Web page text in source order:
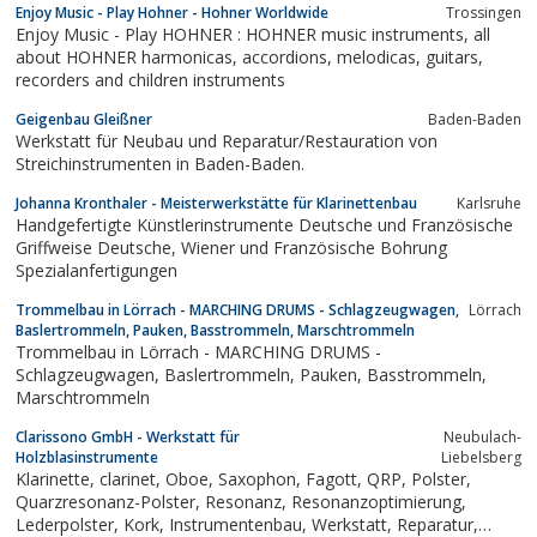
Kindergitarren für jeden Geldbeutel und Anspruch. Zubehör und
Verstärker gehören selbstverständlich auch...
Enjoy Music - Play Hohner - Hohner Worldwide Trossingen
Enjoy Music - Play HOHNER : HOHNER music instruments, all
about HOHNER harmonicas, accordions, melodicas, guitars,
recorders and children instruments
Geigenbau Gleißner Baden-Baden
Werkstatt für Neubau und Reparatur/Restauration von
Streichinstrumenten in Baden-Baden.
Johanna Kronthaler - Meisterwerkstätte für Klarinettenbau Karlsruhe
Handgefertigte Künstlerinstrumente Deutsche und Französische
Griffweise Deutsche, Wiener und Französische Bohrung
Spezialanfertigungen
Trommelbau in Lörrach - MARCHING DRUMS - Schlagzeugwagen,
Baslertrommeln, Pauken, Basstrommeln, Marschtrommeln
Lörrach
Trommelbau in Lörrach - MARCHING DRUMS -
Schlagzeugwagen, Baslertrommeln, Pauken, Basstrommeln,
Marschtrommeln
Clarissono GmbH - Werkstatt für
Holzblasinstrumente
Neubulach-
Liebelsberg
Klarinette, clarinet, Oboe, Saxophon, Fagott, QRP, Polster,
Quarzresonanz-Polster, Resonanz, Resonanzoptimierung,
Lederpolster, Kork, Instrumentenbau, Werkstatt, Reparatur,